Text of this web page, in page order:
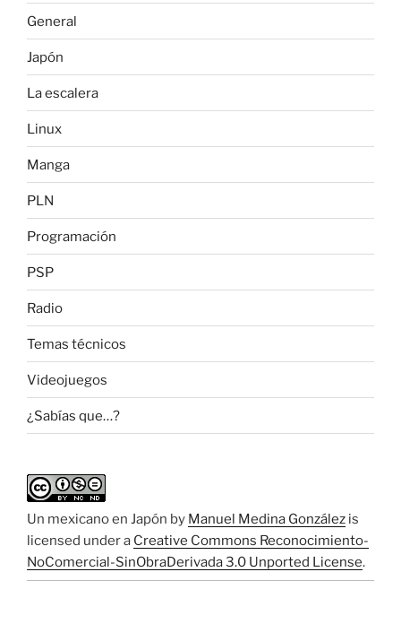
General
Japón
La escalera
Linux
Manga
PLN
Programación
PSP
Radio
Temas técnicos
Videojuegos
¿Sabías que…?
Un mexicano en Japón by Manuel Medina González is
licensed under a Creative Commons Reconocimiento-
NoComercial-SinObraDerivada 3.0 Unported License.